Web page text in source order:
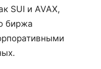
SUI и AVAX,
биржа